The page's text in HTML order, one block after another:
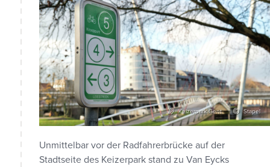
Keizerpark Gent Stapel
Unmittelbar vor der Radfahrerbrücke auf der
Stadtseite des Keizerpark stand zu Van Eycks